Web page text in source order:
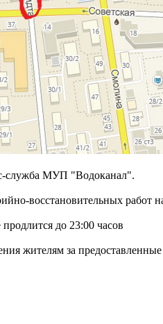
служба МУП "Водоканал".
восстановительных работ
до 23:00 часов
жителям за